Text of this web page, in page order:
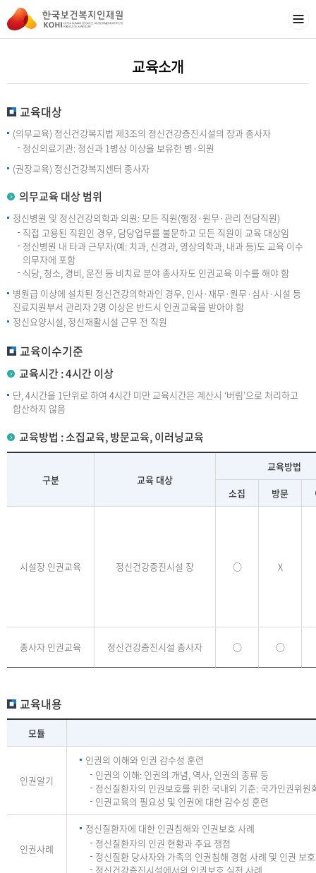
교육소개
교육대상
(의무교육) 정신건강복지법 제3조의 정신건강증진시설의 장과 종사자
정신의료기관: 정신과 1병상 이상을 보유한 병·의원
(권장교육) 정신건강복지센터 종사자
의무교육 대상 범위
정신병원 및 정신건강의학과 의원: 모든 직원(행정·원무·관리 전담직원)
직접 고용된 직원인 경우, 담당업무를 불문하고 모든 직원이 교육 대상임
정신병원 내 타과 근무자(예: 치과, 신경과, 영상의학과, 내과 등)도 교육 이수
의무자에 포함
식당, 청소, 경비, 운전 등 비치료 분야 종사자도 인권교육 이수를 해야 함
병원급 이상에 설치된 정신건강의학과인 경우, 인사·재무·원무·심사·시설 등
진료지원부서 관리자 2명 이상은 반드시 인권교육을 받아야 함
정신요양시설, 정신재활시설 근무 전 직원
교육이수기준
교육시간 : 4시간 이상
단, 4시간을 1단위로 하여 4시간 미만 교육시간은 계산시 ‘버림’으로 처리하고
합산하지 않음
교육방법 : 소집교육, 방문교육, 이러닝교육
구분 교육 대상
교육방법
소집
방문
시설장 인권교육 정신건강증진시설 장 ○ X
종사자 인권교육 정신건강증진시설 종사자 ○ ○
교육내용
모듈
인권알기
인권의 이해와 인권 감수성 훈련
인권의 이해: 인권의 개념, 역사, 인권의 종류 등
정신질환자의 인권보호를 위한 국내외 기준: 국가인권위
인권교육의 필요성 및 인권에 대한 감수성 훈련
인권사례
정신질환자에 대한 인권침해와 인권보호 사례
정신질환자의 인권 현황과 주요 쟁점
정신질환 당사자와 가족의 인권침해 경험 사례 및 인권 보
정신건강증진시설에서의 인권보호 실천 사례